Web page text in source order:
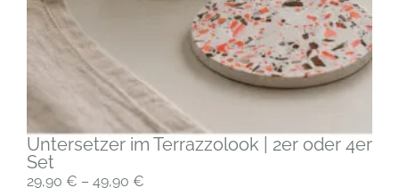
Untersetzer im Terrazzolook | 2er oder 4er
Set
29,90 € – 49,90 €